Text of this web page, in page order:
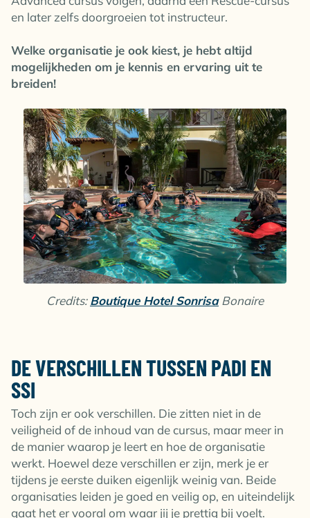
en later zelfs doorgroeien tot instructeur.
Welke organisatie je ook kiest, je hebt altijd
mogelijkheden om je kennis en ervaring uit te
breiden!
Credits:Boutique Hotel SonrisaBonaire
DE VERSCHILLEN TUSSEN PADI EN
SSI
Toch zijn er ook verschillen. Die zitten niet in de
veiligheid of de inhoud van de cursus, maar meer in
de manier waarop je leert en hoe de organisatie
werkt. Hoewel deze verschillen er zijn, merk je er
tijdens je eerste duiken eigenlijk weinig van. Beide
organisaties leiden je goed en veilig op, en uiteindelijk
gaat het er vooral om waar jij je prettig bij voelt.